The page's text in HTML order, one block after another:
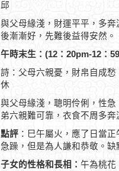
邱
與父母緣淺，財運平平，多
後漸漸好，先難後益得安然。
午時末生：(12：20pm-12：
詩：父母六親憂，財帛自成
休
與父母緣淺，聰明伶俐，性
弟六親難可靠，衣食不周多奔
點評 ：巳午屬火，應了日當
急躁，但是為人謙和恭敬。
子女的性格和長相： 午為桃花